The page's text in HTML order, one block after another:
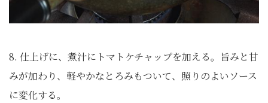
8. 仕上げに、煮汁にトマトケチャップを加える。旨みと甘
みが加わり、軽やかなとろみもついて、照りのよいソース
に変化する。